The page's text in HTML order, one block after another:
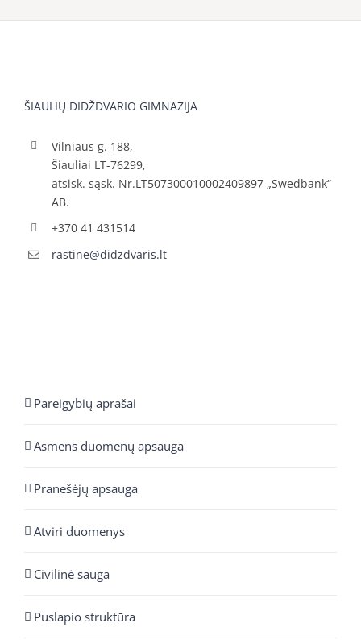
ŠIAULIŲ DIDŽDVARIO GIMNAZIJA
Vilniaus g. 188,
Šiauliai LT-76299,
atsisk. sąsk. Nr.LT507300010002409897 „Swedbank“
AB.
+370 41 431514
rastine@didzdvaris.lt
Pareigybių aprašai
Asmens duomenų apsauga
Pranešėjų apsauga
Atviri duomenys
Civilinė sauga
Puslapio struktūra